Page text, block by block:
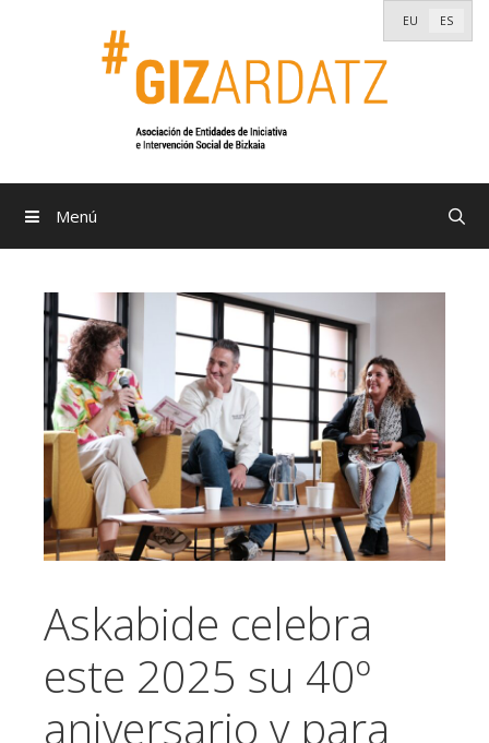
EU ES
Menú
Askabide celebra
este 2025 su 40º
aniversario y para